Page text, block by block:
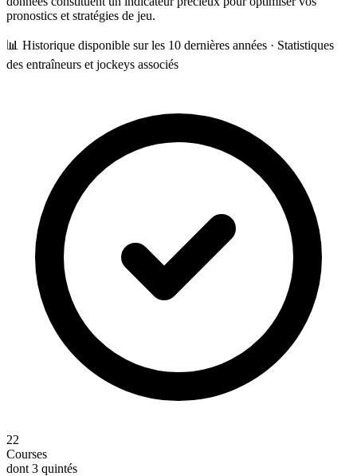
pronostics et stratégies de jeu.
📊 Historique disponible sur les 10 dernières années · Statistiques
des entraîneurs et jockeys associés
22
Courses
dont 3 quintés